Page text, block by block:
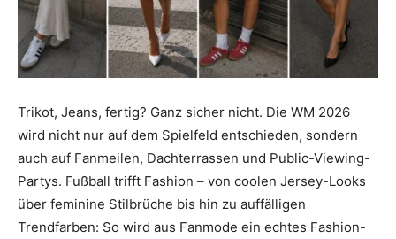
Trikot, Jeans, fertig? Ganz sicher nicht. Die WM 2026
wird nicht nur auf dem Spielfeld entschieden, sondern
auch auf Fanmeilen, Dachterrassen und Public-Viewing-
Partys. Fußball trifft Fashion – von coolen Jersey-Looks
über feminine Stilbrüche bis hin zu auffälligen
Trendfarben: So wird aus Fanmode ein echtes Fashion-